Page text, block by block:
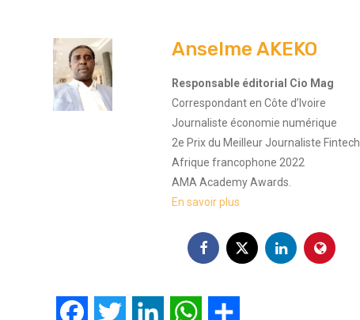
Anselme AKEKO
Responsable éditorial Cio Mag
Correspondant en Côte d’Ivoire
Journaliste économie numérique
2e Prix du Meilleur Journaliste Fintech
Afrique francophone 2022
AMA Academy Awards.
En savoir plus
FacebookTwitter LinkedIn WhatsApp